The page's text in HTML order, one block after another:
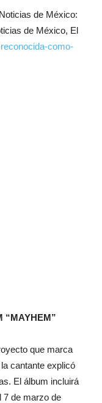
de México:
de México, El
como-
“MAYHEM”
que marca
cantante explicó
El álbum incluirá
7 de marzo de